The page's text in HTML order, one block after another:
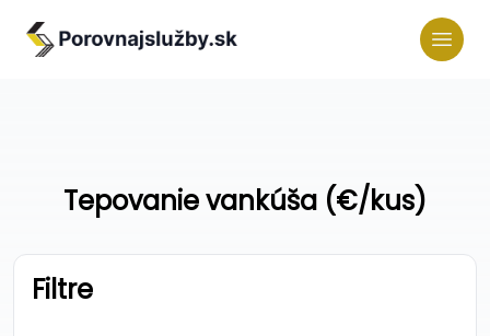
Tepovanie vankúša (€/kus)
Filtre